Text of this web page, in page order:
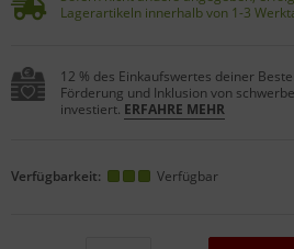
Lagerartikeln innerhalb von 1-3
12 % des Einkaufswertes deiner
Förderung und Inklusion von
investiert. ERFAHRE MEHR
Verfügbarkeit: Verfügbar